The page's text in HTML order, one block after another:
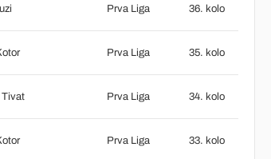
Prva Liga 36. kolo
Prva Liga 35. kolo
Prva Liga 34. kolo
Prva Liga 33. kolo